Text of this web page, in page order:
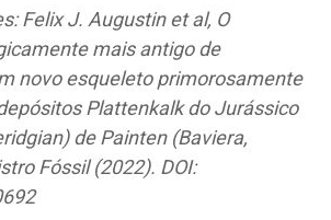
Felix J. Augustin et al, O
mais antigo de
novo esqueleto primorosamente
Plattenkalk do Jurássico
de Painten (Baviera,
Fóssil (2022). DOI: